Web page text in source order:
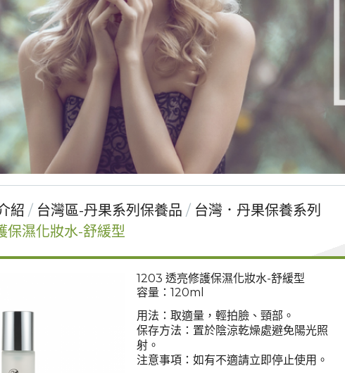
紹 台灣區-丹果系列保養品
台灣．丹果保養系列
保濕化妝水-舒緩型
1203 透亮修護保濕化妝水-舒緩型
容量：120ml
用法：取適量，輕拍臉、頸部。
保存方法：置於陰涼乾燥處避免陽光照
射。
注意事項：如有不適請立即停止使用。